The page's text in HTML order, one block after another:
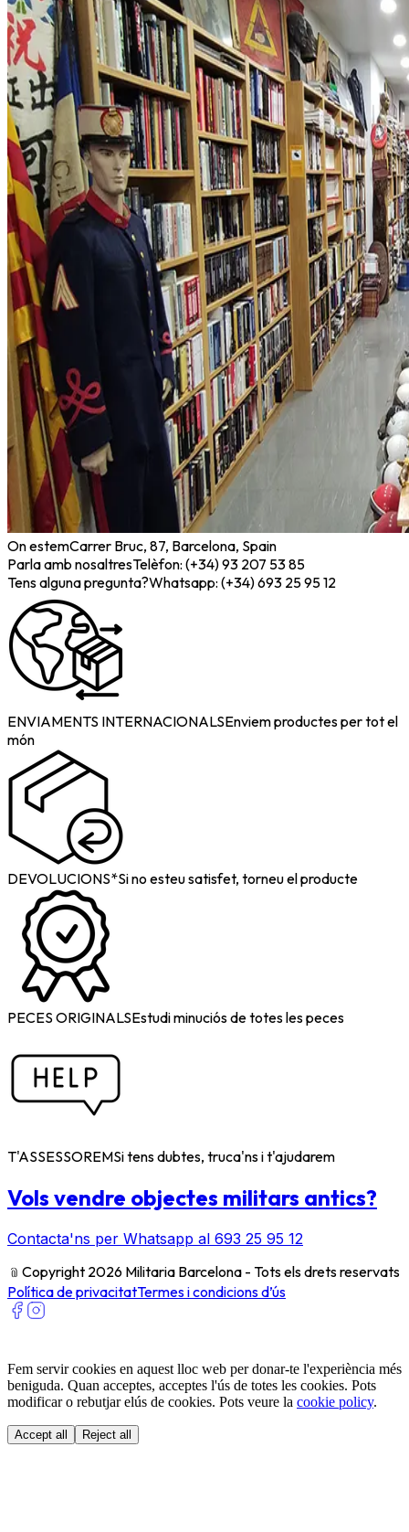
On estemCarrer Bruc, 87, Barcelona, Spain
Parla amb nosaltresTelèfon: (+34) 93 207 53 85
Tens alguna pregunta?Whatsapp: (+34) 693 25 95 12
ENVIAMENTS INTERNACIONALSEnviem productes per tot el
món
DEVOLUCIONS*Si no esteu satisfet, torneu el producte
PECES ORIGINALSEstudi minuciós de totes les peces
T'ASSESSOREMSi tens dubtes, truca'ns i t'ajudarem
Vols vendre objectes militars antics?
Contacta'ns per Whatsapp al 693 25 95 12
﹫ Copyright 2026 Militaria Barcelona - Tots els drets reservats
Política de privacitatTermes i condicions d’ús
Fem servir cookies en aquest lloc web per donar-te l'experiència més
beniguda. Quan acceptes, acceptes l'ús de totes les cookies. Pots
modificar o rebutjar elús de cookies. Pots veure la cookie policy.
Accept all Reject all